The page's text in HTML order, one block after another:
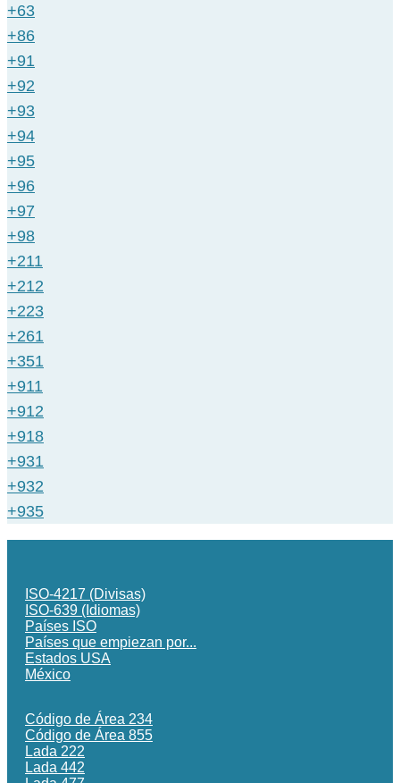
+63
+86
+91
+92
+93
+94
+95
+96
+97
+98
+211
+212
+223
+261
+351
+911
+912
+918
+931
+932
+935
ISO-4217 (Divisas)
ISO-639 (Idiomas)
Países ISO
Países que empiezan por...
Estados USA
México
Código de Área 234
Código de Área 855
Lada 222
Lada 442